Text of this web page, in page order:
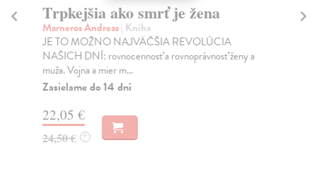
Trpkejšia ako smrť je žena
Marneros Andreas| Kniha
JE TO MOŽNO NAJVÄČŠIA REVOLÚCIA
NAŠICH DNÍ: rovnocennosť a rovnoprávnosť ženy a
muža. Vojna a mier m...
Zasielame do 14 dní
22,05 €
24,50 € ?